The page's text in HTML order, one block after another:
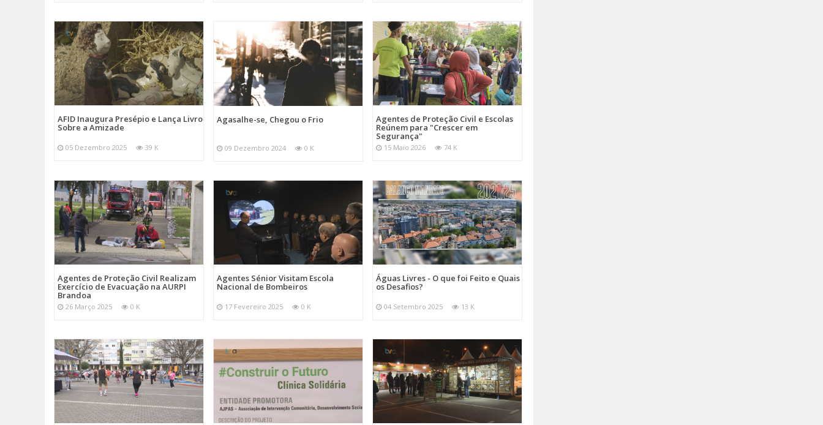
AFID Inaugura Presépio e Lança Livro
Sobre a Amizade
05 Dezembro 2025 39 K
Agasalhe-se, Chegou o Frio
09 Dezembro 2024 0 K
Agentes de Proteção Civil e Escolas
Reúnem para "Crescer em
Segurança"
15 Maio 2026 74 K
Agentes de Proteção Civil Realizam
Exercício de Evacuação na AURPI
Brandoa
26 Março 2025 0 K
Agentes Sénior Visitam Escola
Nacional de Bombeiros
17 Fevereiro 2025 0 K
Águas Livres - O que foi Feito e Quais
os Desafios?
04 Setembro 2025 13 K